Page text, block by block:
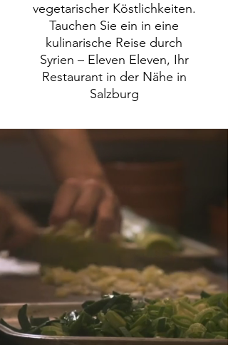
vegetarischer Köstlichkeiten.
Tauchen Sie ein in eine
kulinarische Reise durch
Syrien – Eleven Eleven, Ihr
Restaurant in der Nähe in
Salzburg